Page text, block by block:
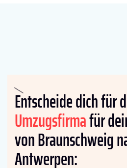
Entscheide dich für
Umzugsfirmafür
von Braunschweig
Antwerpen: